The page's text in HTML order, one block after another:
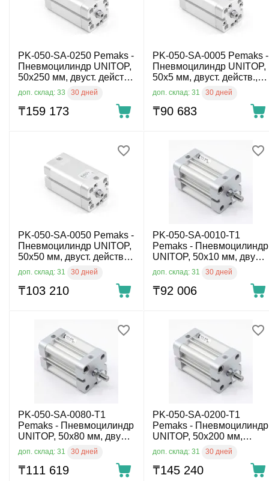
PK-050-SA-0250 Pemaks -
Пневмоцилиндр UNITOP,
50x250 мм, двуст. действ.,
внутр. резьба
доп. склад: 33 30 дней
₸159 173
PK-050-SA-0005 Pemaks -
Пневмоцилиндр UNITOP,
50x5 мм, двуст. действ.,
внутр. резьба
доп. склад: 31 30 дней
₸90 683
PK-050-SA-0050 Pemaks -
Пневмоцилиндр UNITOP,
50x50 мм, двуст. действ.,
внутр. резьба
доп. склад: 31 30 дней
₸103 210
PK-050-SA-0010-T1
Pemaks - Пневмоцилиндр
UNITOP, 50x10 мм, двуст.
действ., нар. резьба
доп. склад: 31 30 дней
₸92 006
PK-050-SA-0080-T1
Pemaks - Пневмоцилиндр
UNITOP, 50x80 мм, двуст.
действ., нар. резьба
доп. склад: 31 30 дней
₸111 619
PK-050-SA-0200-T1
Pemaks - Пневмоцилиндр
UNITOP, 50x200 мм,
двуст. действ., нар.
резьба
доп. склад: 31 30 дней
₸145 240